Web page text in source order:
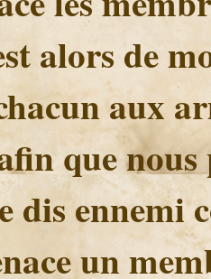
alors de
aux
que
dis ennemi
un